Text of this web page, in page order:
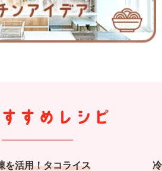
を活用！タコライス